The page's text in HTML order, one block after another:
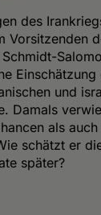
des
Vorsitzenden
und
Damals
als
schätzt er
später?